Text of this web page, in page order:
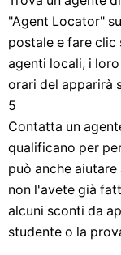
"Agent Locator"
postale e fare clic
agenti locali, i
orari del apparirà
5
Contatta un
qualificano per
può anche
non l'avete già
alcuni sconti da
studente o la